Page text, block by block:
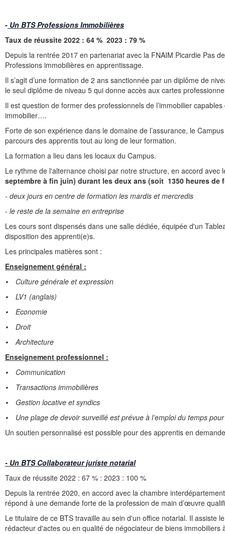
- Un BTS Professions Immobilières
Taux de réussite 2022 : 64 % 2023 : 79 %
Depuis la rentrée 2017 en partenariat avec la FNAIM Picardie Pas
Professions immobilières en apprentissage.
Il s’agit d’une formation de 2 ans sanctionnée par un diplôme de
le seul diplôme de niveau 5 qui donne accès aux cartes
Il est question de former des professionnels de l’immobilier
immobilier….
Forte de son expérience dans le domaine de l’assurance, le
parcours des apprentis tout au long de leur formation.
La formation a lieu dans les locaux du Campus.
Le rythme de l'alternance choisi par notre structure, en accord
septembre à fin juin) durant les deux ans (soit 1350 heures de
- deux jours en centre de formation les mardis et mercredis
- le reste de la semaine en entreprise
Les cours sont dispensés dans une salle dédiée, équipée d'un
disposition des apprenti(e)s.
Les principales matières sont :
Enseignement général :
⦁Culture générale et expression
⦁LV1 (anglais)
⦁Economie
⦁Droit
⦁Architecture
Enseignement professionnel :
⦁Communication
⦁Transactions immobilières
⦁Gestion locative et syndics
⦁Une plage de devoir surveillé est prévue à l’emploi du temps
Un soutien personnalisé est possible pour des apprentis en
- Un BTS Collaborateur juriste notarial
Taux de réussite 2022 : 67 % : 2023 : 100 %
Depuis la rentrée 2020, en accord avec la chambre
répond à une demande forte de la profession de main d’œuvre
Le titulaire de ce BTS travaille au sein d'un office notarial. Il assiste
rédacteur d'actes ou en qualité de négociateur de biens immobiliers